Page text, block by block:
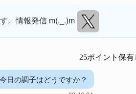
。情報発信 m(._.)m
25ポイント保
日の調子はどうですか？